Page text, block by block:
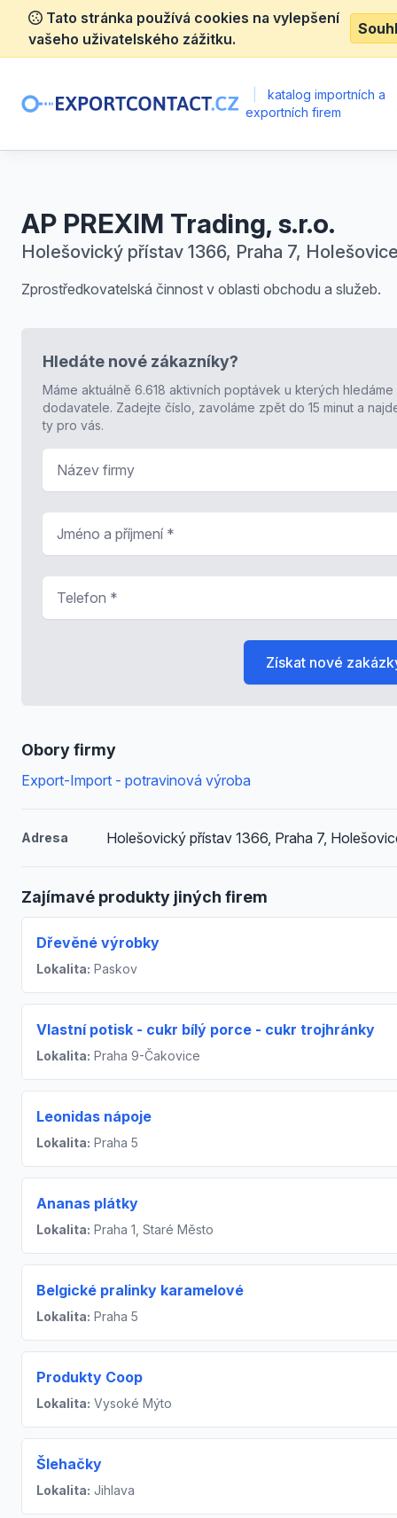
Tato stránka používá cookies na vylepšení
vašeho uživatelského zážitku.
katalog importních a
exportních firem
AP PREXIM Trading, s.r.o.
Holešovický přístav 1366, Praha 7,
Zprostředkovatelská činnost v oblasti obchodu a služeb.
Obory firmy
Export-Import - potravinová výroba
Adresa Holešovický přístav 1366, Praha 7,
Zajímavé produkty jiných firem
Dřevěné výrobky
Lokalita: Paskov
Vlastní potisk - cukr bílý porce - cukr trojhránky
Lokalita: Praha 9-Čakovice
Leonidas nápoje
Lokalita: Praha 5
Ananas plátky
Lokalita: Praha 1, Staré Město
Belgické pralinky karamelové
Lokalita: Praha 5
Produkty Coop
Lokalita: Vysoké Mýto
Šlehačky
Lokalita: Jihlava
Hledáte nové zákazníky?
Máme aktuálně 6.618 aktivních poptávek u kterých hledáme
dodavatele. Zadejte číslo, zavoláme zpět do 15 minut a
ty pro vás.
Získat nové